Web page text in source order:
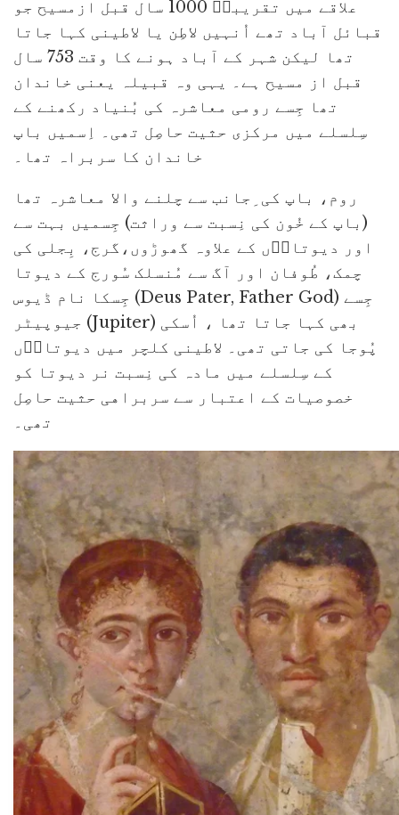
علاقے میں تقریباؐ 1000 سال قبل ازمسیح جو
قبائل آباد تھے اُنہیں لاطِن یا لاطینی کہا جاتا
تھا لیکن شہر کے آباد ہونے کا وقت 753 سال
قبل از مسیح ہے۔ یہی وہ قبیلہ یعنی خاندان
تھا جِسے رومی معاشرہ کی بُنیاد رکھنے کے
سِلسلے میں مرکزی حثیت حاصِل تھی۔ اِسمیں باپ
خاندان کا سربراہ تھا۔
روم، باپ کی ِجانب سے چلنے والا معاشرہ تھا
(باپ کے خُون کی نِسبت سے وراثت) جِسمیں بہت سے
اور دیوتاوؐں کے علاوہ گھوڑوں،گرج، بِجلی کی
چمک، طُوفان اور آگ سے مُنسلک سُورج کے دیوتا
جِسکا نام ڈیوس (Deus Pater, Father God) جِسے
جیوپیٹر (Jupiter) بھی کہا جاتا تھا ، اُسکی
پُوجا کی جاتی تھی۔ لاطینی کلچر میں دیوتاوؐں
کے سِلسلے میں مادہ کی نِسبت نر دیوتا کو
خصوصیات کے اعتبار سے سربراهی حثیت حاصِل
تھی۔